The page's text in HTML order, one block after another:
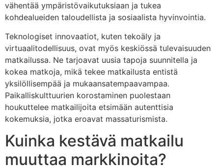
vähentää ympäristövaikutuksiaan ja tukea
kohdealueiden taloudellista ja sosiaalista hyvinvointia.
Teknologiset innovaatiot, kuten tekoäly ja
virtuaalitodellisuus, ovat myös keskiössä tulevaisuuden
matkailussa. Ne tarjoavat uusia tapoja suunnitella ja
kokea matkoja, mikä tekee matkailusta entistä
yksilöllisempää ja mukaansatempaavampaa.
Paikalliskulttuurien korostaminen puolestaan
houkuttelee matkailijoita etsimään autenttisia
kokemuksia, jotka eroavat massaturismista.
Kuinka kestävä matkailu
muuttaa markkinoita?